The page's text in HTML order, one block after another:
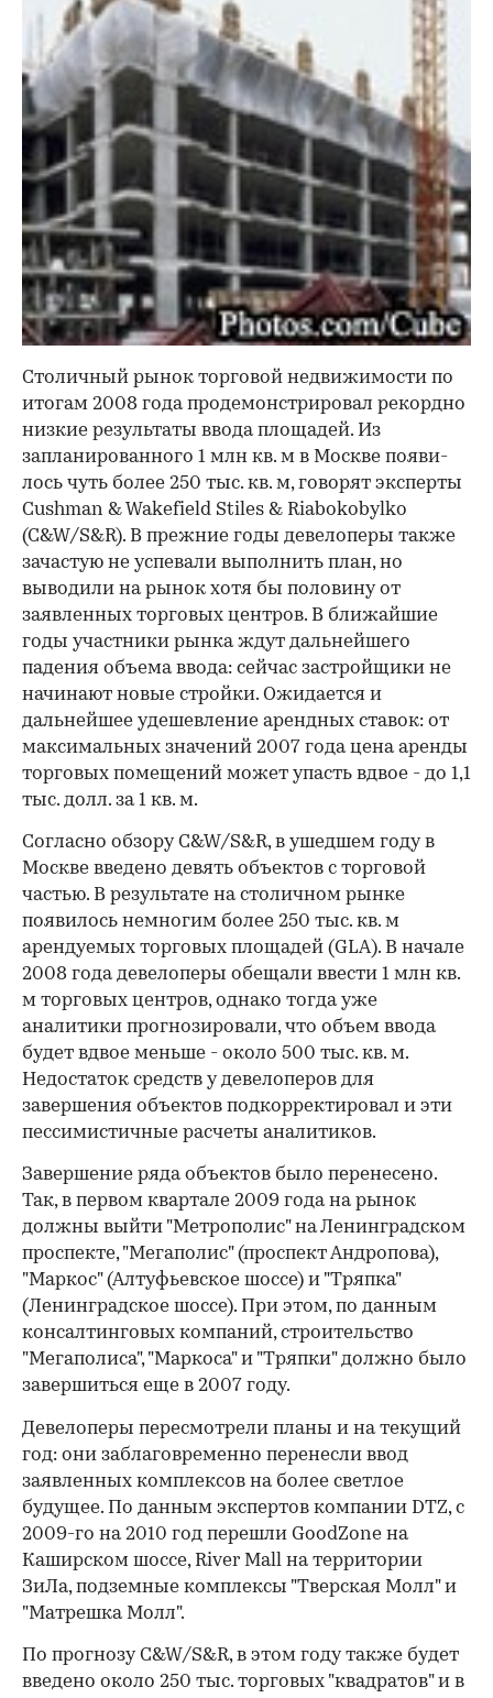
Столичный рынок торговой недвижимости по
итогам 2008 года продемонстрировал рекорд­но
низкие результаты ввода площадей. Из
запланированного 1 млн кв. м в Москве появи­
лось чуть более 250 тыс. кв. м, говорят эксперты
Cushman & Wakefield Stiles & Riabokobylko
(C&W/S&R). В прежние годы девелоперы также
зачастую не успевали выполнить план, но
выводили на рынок хотя бы половину от
заявленных торговых центров. В ближайшие
годы участники рынка ждут дальнейшего
падения объема ввода: сейчас застройщики не
начинают новые стройки. Ожидается и
дальнейшее удешевление аренд­ных ставок: от
максимальных значений 2007 года цена аренды
торговых помещений может упасть вдвое - до 1,1
тыс. долл. за 1 кв. м.
Согласно обзору C&W/S&R, в ушедшем году в
Москве введено девять объектов с торговой
частью. В результате на столичном рынке
появилось немногим более 250 тыс. кв. м
арендуемых торговых площадей (GLA). В начале
2008 года девелоперы обещали ввести 1 млн кв.
м торговых центров, однако тогда уже
аналитики прогнозировали, что объем ввода
будет вдвое меньше - около 500 тыс. кв. м.
Недостаток средств у девелоперов для
завершения объектов подкорректировал и эти
пессимистичные расчеты аналитиков.
Завершение ряда объектов было перенесено.
Так, в первом квартале 2009 года на рынок
должны выйти "Метрополис" на Ленинградском
проспекте, "Мегаполис" (проспект Андропова),
"Маркос" (Алтуфьев­ское шоссе) и "Тряпка"
(Ленинградское шоссе). При этом, по данным
консалтинговых компаний, строительство
"Мегаполиса", "Маркоса" и "Тряпки" должно было
завершиться еще в 2007 году.
Девелоперы пересмотрели пла­ны и на текущий
год: они заблаго­временно перенесли ввод
заявленных комплексов на более светлое
будущее. По данным экспертов компании DTZ, с
2009-го на 2010 год перешли GoodZone на
Кашир­ском шоссе, River Mall на территории
ЗиЛа, подземные комплексы "Тверская Молл" и
"Матрешка Молл".
По прогнозу C&W/S&R, в этом году также будет
введено около 250 тыс. торговых "квадратов" и в